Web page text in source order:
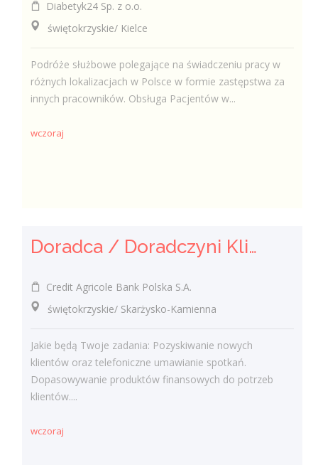
Diabetyk24 Sp. z o.o.
świętokrzyskie/ Kielce
Podróże służbowe polegające na świadczeniu pracy w
różnych lokalizacjach w Polsce w formie zastępstwa za
innych pracowników. Obsługa Pacjentów w...
wczoraj
Doradca / Doradczyni Klienta
Credit Agricole Bank Polska S.A.
świętokrzyskie/ Skarżysko-Kamienna
Jakie będą Twoje zadania: Pozyskiwanie nowych
klientów oraz telefoniczne umawianie spotkań.
Dopasowywanie produktów finansowych do potrzeb
klientów....
wczoraj